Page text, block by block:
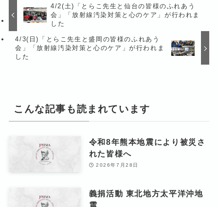
4/2(土)「とらこ先生と仙台の皆様のふれあう
会」「放射線汚染対策と心のケア」が行われま
した
4/3(日)「とらこ先生と盛岡の皆様のふれあう
会」「放射線汚染対策と心のケア」が行われま
した
こんな記事も読まれています
令和8年熊本地震により被災さ
れた皆様へ
2026年7月28日
義捐活動 東北地方太平洋沖地
震